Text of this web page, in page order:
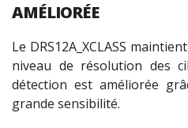
AMÉLIORÉE
Le DRS12A_XCLASS
niveau de résolution des
détection est améliorée
grande sensibilité.